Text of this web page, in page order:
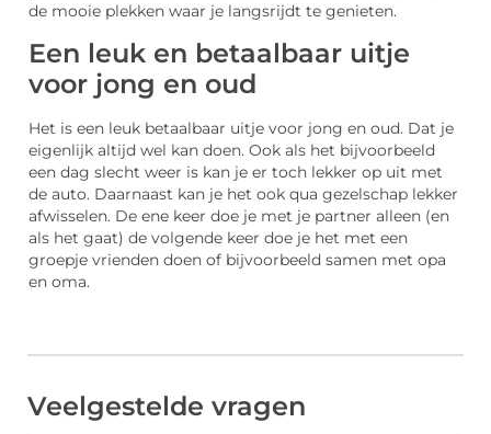
de mooie plekken waar je langsrijdt te genieten.
Een leuk en betaalbaar uitje
voor jong en oud
Het is een leuk betaalbaar uitje voor jong en oud. Dat je
eigenlijk altijd wel kan doen. Ook als het bijvoorbeeld
een dag slecht weer is kan je er toch lekker op uit met
de auto. Daarnaast kan je het ook qua gezelschap lekker
afwisselen. De ene keer doe je met je partner alleen (en
als het gaat) de volgende keer doe je het met een
groepje vrienden doen of bijvoorbeeld samen met opa
en oma.
Veelgestelde vragen